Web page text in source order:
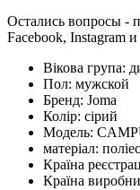
Остались вопросы -
Facebook, Instagram
Вікова група:
Пол: мужской
Бренд: Joma
Колір: сірий
Модель:
матеріал:
Країна
Країна